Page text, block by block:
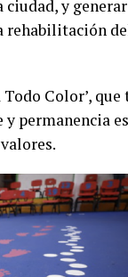
y
rehabilitación
Color’,
permanencia